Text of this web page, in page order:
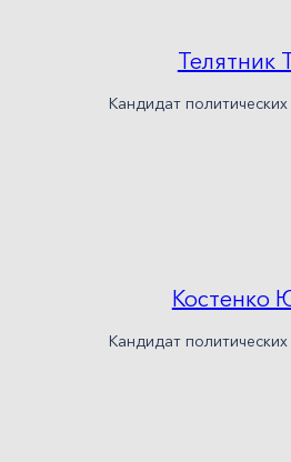
Телятник
Кандидат
Костенко
Кандидат